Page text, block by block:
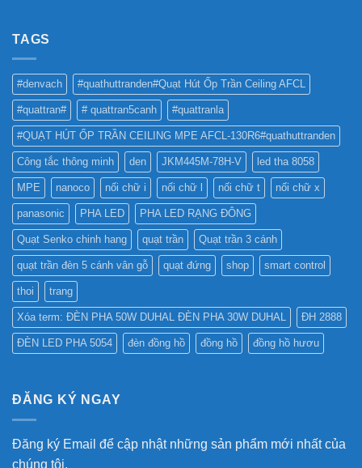
QUẢNG
CÁO?
TỐT
NHẤT
?
TAGS
#denvach #quathuttranden#Quạt Hút Ốp Trần Ceiling AFCL
#quattran# # quattran5canh #quattranla
#QUẠT HÚT ỐP TRẦN CEILING MPE AFCL-130R6#quathuttranden
Công tắc thông minh den JKM445M-78H-V led tha 8058
MPE nanoco nối chữ i nối chữ l nối chữ t nối chữ x
panasonic PHA LED PHA LED RẠNG ĐÔNG
Quạt Senko chinh hang quạt trần Quạt trần 3 cánh
quạt trần đèn 5 cánh vân gỗ quạt đứng shop smart control
thoi trang
Xóa term: ĐÈN PHA 50W DUHAL ĐÈN PHA 30W DUHAL ĐH 2888
ĐÈN LED PHA 5054 đèn đồng hồ đồng hồ đồng hồ hươu
ĐĂNG KÝ NGAY
Đăng ký Email để cập nhật những sản phẩm mới nhất của
chúng tôi.